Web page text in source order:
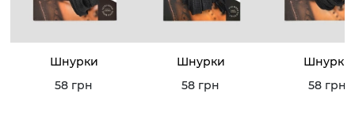
Шнурки
58 грн
Шнурки
58 грн
Шнурки
58 грн